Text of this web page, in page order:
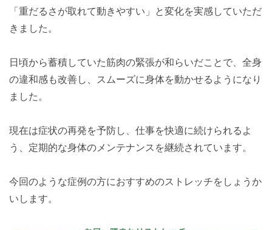
「重だるさが取れて動きやすい」と変化を実感していただ
きました。
日頃から蓄積していた筋肉の緊張が和らいだことで、全身
の違和感も改善し、スムーズに身体を動かせるようになり
ました。
現在は症状の再発を予防し、仕事を快適に続けられるよ
う、定期的な身体のメンテナンスを継続されています。
今回のような症例の方におすすめのストレッチをしょうか
いします。